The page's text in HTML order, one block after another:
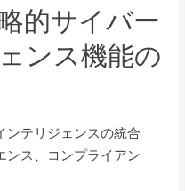
的サイバー
ンス機能の
ンテリジェンスの統合
ンス、コンプライアン